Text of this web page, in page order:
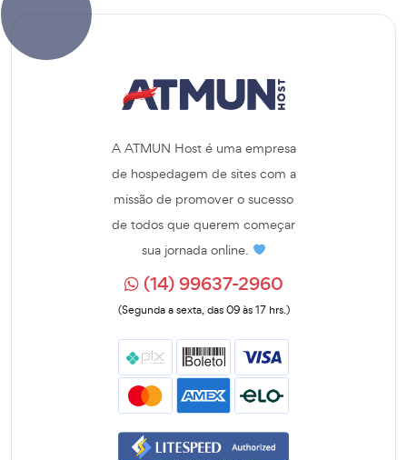
A ATMUN Host é uma empresa
de hospedagem de sites com a
missão de promover o sucesso
de todos que querem começar
sua jornada online.
(14) 99637-2960
(Segunda a sexta, das 09 às 17 hrs.)